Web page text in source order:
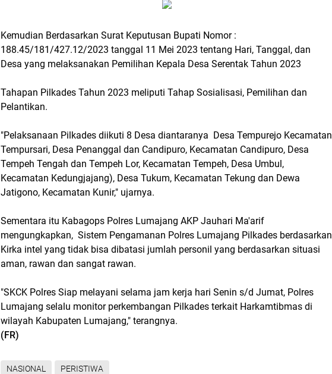
Kemudian Berdasarkan Surat Keputusan Bupati Nomor :
188.45/181/427.12/2023 tanggal 11 Mei 2023 tentang Hari, Tanggal, dan
Desa yang melaksanakan Pemilihan Kepala Desa Serentak Tahun 2023
Tahapan Pilkades Tahun 2023 meliputi Tahap Sosialisasi, Pemilihan dan
Pelantikan.
"Pelaksanaan Pilkades diikuti 8 Desa diantaranya Desa Tempurejo Kecamatan
Tempursari, Desa Penanggal dan Candipuro, Kecamatan Candipuro, Desa
Tempeh Tengah dan Tempeh Lor, Kecamatan Tempeh, Desa Umbul,
Kecamatan Kedungjajang), Desa Tukum, Kecamatan Tekung dan Dewa
Jatigono, Kecamatan Kunir," ujarnya.
Sementara itu Kabagops Polres Lumajang AKP Jauhari Ma'arif
mengungkapkan, Sistem Pengamanan Polres Lumajang Pilkades berdasarkan
Kirka intel yang tidak bisa dibatasi jumlah personil yang berdasarkan situasi
aman, rawan dan sangat rawan.
"SKCK Polres Siap melayani selama jam kerja hari Senin s/d Jumat, Polres
Lumajang selalu monitor perkembangan Pilkades terkait Harkamtibmas di
wilayah Kabupaten Lumajang," terangnya.
(FR)
NASIONAL PERISTIWA